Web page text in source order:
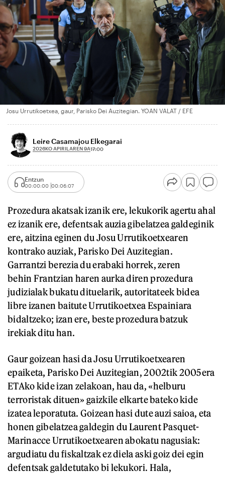
Josu Urrutikoetxea, gaur, Parisko Dei Auzitegian. YOAN VALAT / EFE
Leire Casamajou Elkegarai
2026KO APIRILAREN 9A17:00
Entzun
00:00:00 00:06:07
Prozedura akatsak izanik ere, lekukorik agertu ahal
ez izanik ere, defentsak auzia gibelatzea galdeginik
ere, aitzina eginen du Josu Urrutikoetxearen
kontrako auziak, Parisko Dei Auzitegian.
Garrantzi berezia du erabaki horrek, zeren
behin Frantzian haren aurka diren prozedura
judizialak bukatu dituelarik, autoritateek bidea
libre izanen baitute Urrutikoetxea Espainiara
bidaltzeko; izan ere, beste prozedura batzuk
irekiak ditu han.
Gaur goizean hasi da Josu Urrutikoetxearen
epaiketa, Parisko Dei Auzitegian, 2002tik 2005era
ETAko kide izan zelakoan, hau da, «helburu
terroristak dituen» gaizkile elkarte bateko kide
izatea leporatuta. Goizean hasi dute auzi saioa, eta
honen gibelatzea galdegin du Laurent Pasquet-
Marinacce Urrutikoetxearen abokatu nagusiak:
argudiatu du fiskaltzak ez diela aski goiz dei egin
defentsak galdetutako bi lekukori. Hala,